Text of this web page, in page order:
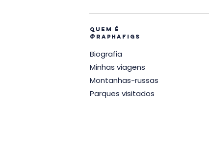
Quem é
@raphafigs
Biografia
Minhas viagens
Montanhas-russas
Parques visitados